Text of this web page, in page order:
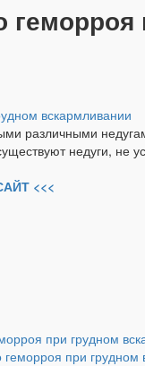
различными
недуги, не
<<<
при грудном
при грудном